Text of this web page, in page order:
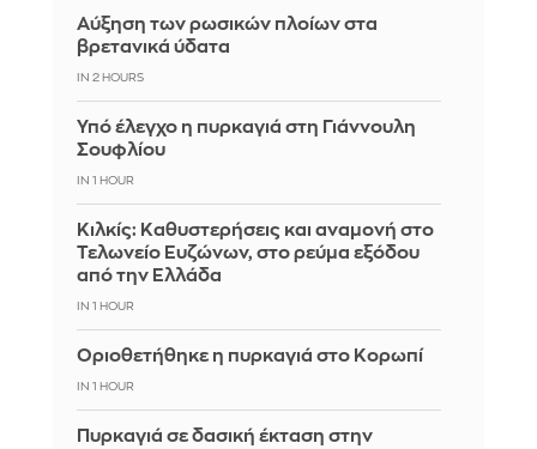
Αύξηση των ρωσικών πλοίων στα
βρετανικά ύδατα
IN 2 HOURS
Υπό έλεγχο η πυρκαγιά στη Γιάννουλη
Σουφλίου
IN 1 HOUR
Κιλκίς: Καθυστερήσεις και αναμονή στο
Τελωνείο Ευζώνων, στο ρεύμα εξόδου
από την Ελλάδα
IN 1 HOUR
Οριοθετήθηκε η πυρκαγιά στο Κορωπί
IN 1 HOUR
Πυρκαγιά σε δασική έκταση στην